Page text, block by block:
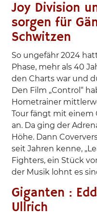
Joy Division
sorgen für
Schwitzen
So ungefähr 2024
Phase, mehr als 40
den Charts war und
Den Film „Control“
Hometrainer
Tour fängt mit einem
an. Da ging der
Höhe. Dann
seit Jahren kenne,
Fighters, ein Stück
der Musik lohnt es
Giganten :
Ullrich